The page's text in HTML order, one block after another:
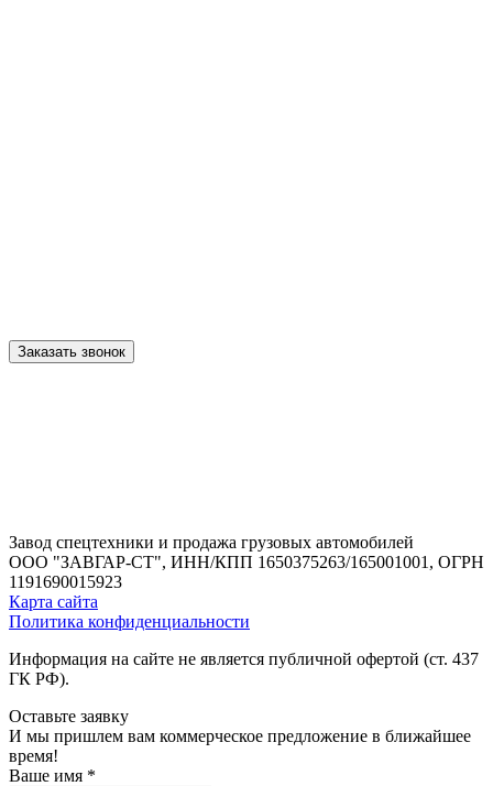
Заказать звонок
Завод спецтехники и продажа грузовых автомобилей
ООО "ЗАВГАР-СТ", ИНН/КПП 1650375263/165001001, ОГРН
1191690015923
Карта сайта
Политика конфиденциальности
Информация на сайте не является публичной офертой (ст. 437
ГК РФ).
Оставьте заявку
И мы пришлем вам коммерческое предложение в ближайшее
время!
Ваше имя *